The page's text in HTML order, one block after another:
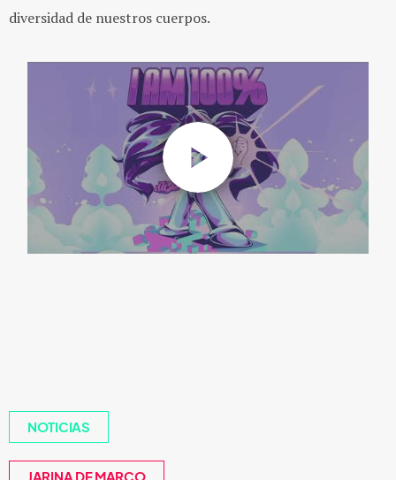
diversidad de nuestros cuerpos.
NOTICIAS
JARINA DE MARCO